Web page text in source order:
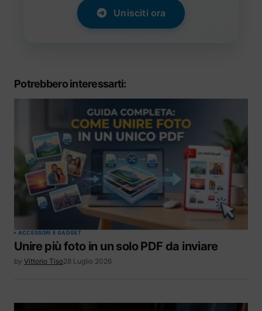
Unisciti ora
Potrebbero interessarti:
ACCESSORI E GADGET
Unire più foto in un solo PDF da inviare
by Vittorio Tiso28 Luglio 2026